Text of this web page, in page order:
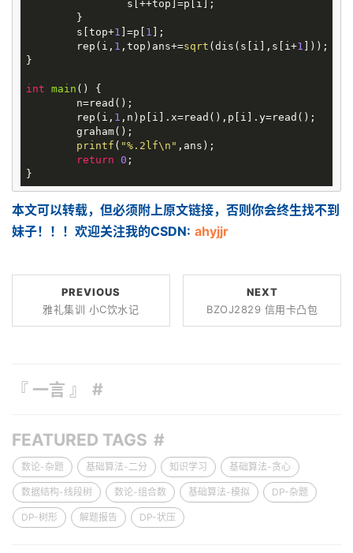
	s[top+
1 ]=p[ 1 ];
	rep(i,
1 ,top)ans+=sqrt (dis(s[i],s[i+1 ]));
}
int main ()
{
	rep(i,
1 ,n)p[i].x=read(),p[i].y=read();
printf ( "%.2lf\n" ,ans);
return 0 ;
本文可以转载，但必须附上原文链接，否则你会终生找不到
妹子！！！欢迎关注我的CSDN: ahyjjr
PREVIOUS
雅礼集训 小C饮水记
NEXT
BZOJ2829 信用卡凸包
『 一言 』
FEATURED TAGS
数论-杂题 基础算法-二分 知识学习 基础算法-贪心
数据结构-线段树 数论-组合数 基础算法-模拟 DP-杂题
DP-树形 解题报告 DP-状压